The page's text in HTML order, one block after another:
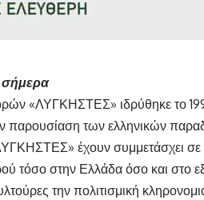
«ΛΥΓΚΗΣΤΕΣ» ιδρύθηκε το
παρουσίαση των ελληνικών
έχουν συμμετάσχει σε
τόσο στην Ελλάδα όσο και στο
την πολιτισμική